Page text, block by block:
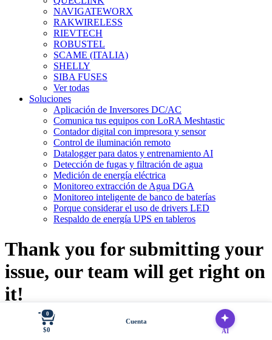
NAVIGATEWORX
RAKWIRELESS
RIEVTECH
ROBUSTEL
SCAME (ITALIA)
SHELLY
SIBA FUSES
Ver todas
Soluciones
Aplicación de Inversores DC/AC
Comunica tus equipos con LoRA Meshtastic
Contador digital con impresora y sensor
Control de iluminación remoto
Datalogger para datos y entrenamiento AI
Detección de fugas y filtración de agua
Medición de energía eléctrica
Monitoreo extracción de Agua DGA
Monitoreo inteligente de banco de baterías
Porque considerar el uso de drivers LED
Respaldo de energía UPS en tableros
Thank you for submitting your
issue, our team will get right on
it!
0
$0
Cuenta
AI